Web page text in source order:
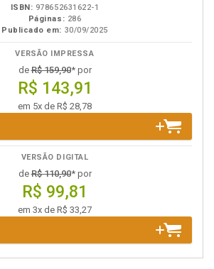
ISBN: 978652631622-1
Páginas: 286
Publicado em: 30/09/2025
VERSÃO IMPRESSA
deR$ 159,90* por
R$ 143,91
em 5x de R$ 28,78
VERSÃO DIGITAL
deR$ 110,90* por
R$ 99,81
em 3x de R$ 33,27